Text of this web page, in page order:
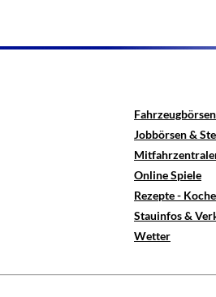
Fahrzeugbörsen
Jobbörsen &
Online Spiele
Rezepte -
Stauinfos &
Wetter